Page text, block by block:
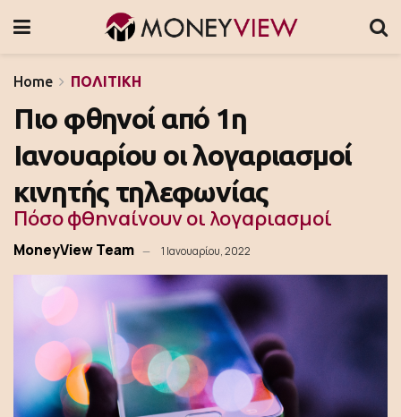
Home ΠΟΛΙΤΙΚΗ
Πιο φθηνοί από 1η
Ιανουαρίου οι λογαριασμοί
κινητής τηλεφωνίας
Πόσο φθηναίνουν οι λογαριασμοί
MoneyView Team 1 Ιανουαρίου, 2022